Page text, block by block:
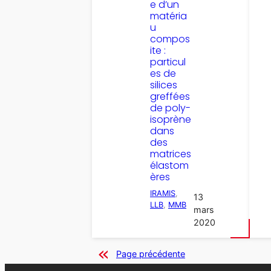
e d’un
matéria
u
compos
ite :
particul
es de
silices
greffées
de poly-
isoprène
dans
des
matrices
élastom
ères
IRAMIS
LLB MMB
13
mars
2020
Page précédente